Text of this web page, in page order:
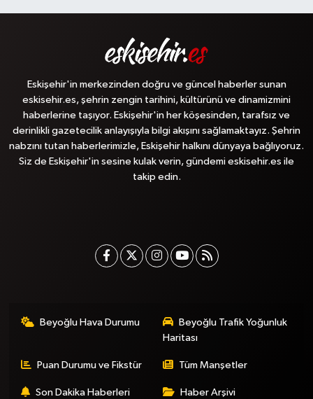
Eskişehir'in merkezinden doğru ve güncel haberler sunan
eskisehir.es, şehrin zengin tarihini, kültürünü ve dinamizmini
haberlerine taşıyor. Eskişehir'in her köşesinden, tarafsız ve
derinlikli gazetecilik anlayışıyla bilgi akışını sağlamaktayız. Şehrin
nabzını tutan haberlerimizle, Eskişehir halkını dünyaya bağlıyoruz.
Siz de Eskişehir'in sesine kulak verin, gündemi eskisehir.es ile
takip edin.
Beyoğlu Hava Durumu
Beyoğlu Trafik Yoğunluk
Haritası
Puan Durumu ve Fikstür Tüm Manşetler
Son Dakika Haberleri Haber Arşivi